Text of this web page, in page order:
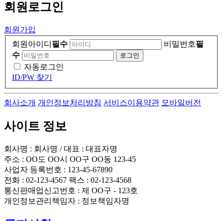
회원로그인
회원가입
회원아이디 필수 비밀번호필
수
자동로그인
ID/PW 찾기
회사소개 개인정보처리방침 서비스이용약관 모바일버전
사이트 정보
회사명 : 회사명 / 대표 : 대표자명
주소 : OO도 OO시 OO구 OO동 123-45
사업자 등록번호 : 123-45-67890
전화 : 02-123-4567 팩스 : 02-123-4568
통신판매업신고번호 : 제 OO구 - 123호
개인정보관리책임자 : 정보책임자명